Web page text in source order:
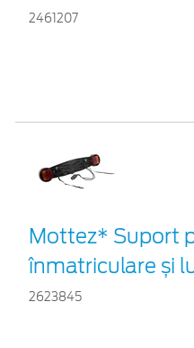
2461207
Mottez* Suport
înmatriculare și
2623845